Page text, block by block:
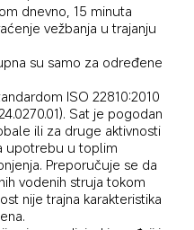
dnevno, 15 minuta
vežbanja u trajanju
su samo za određene
ISO 22810:2010
Sat je pogodan
ili za druge aktivnosti
upotrebu u toplim
Preporučuje se da
vodenih struja tokom
nije trajna karakteristika